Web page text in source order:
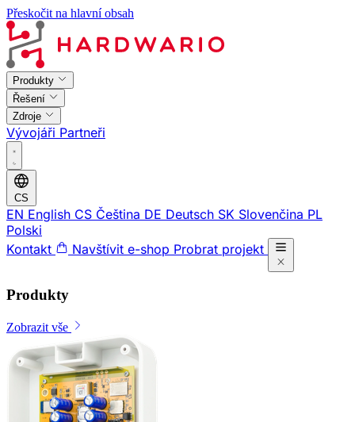
Přeskočit na hlavní obsah
Produkty
Řešení
Zdroje
Vývojáři Partneři
CS
EN English CS Čeština DE Deutsch SK Slovenčina PL
Polski
Kontakt
Navštívit e-shop Probrat projekt
Produkty
Zobrazit vše